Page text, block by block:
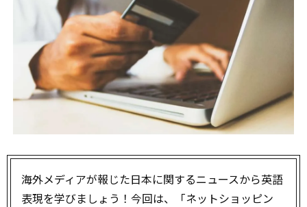
海外メディアが報じた日本に関するニュースから英語
表現を学びましょう！今回は、「ネットショッピン